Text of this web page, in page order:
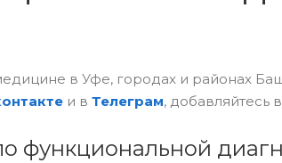
в Уфе, городах и районах
и в Телеграм, добавляйтесь
функциональной